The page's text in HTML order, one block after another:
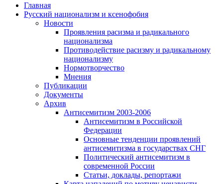
Главная
Русский национализм и ксенофобия
Новости
Проявления расизма и радикального
национализма
Противодействие расизму и радикальному
национализму
Нормотворчество
Мнения
Публикации
Документы
Архив
Антисемитизм 2003-2006
Антисемитизм в Российской
Федерации
Основные тенденции проявлений
антисемитизма в государствах СНГ
Политический антисемитизм в
современной России
Статьи, доклады, репортажи